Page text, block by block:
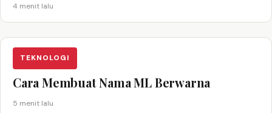
4 menit lalu
TEKNOLOGI
Cara Membuat Nama ML Berwarna
5 menit lalu